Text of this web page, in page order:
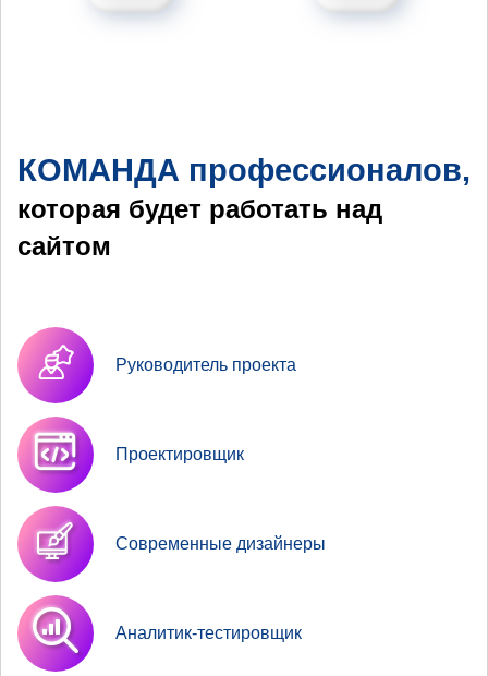
КОМАНДА профессионалов,
которая будет работать над
сайтом
Руководитель проекта
Проектировщик
Современные дизайнеры
Аналитик-тестировщик